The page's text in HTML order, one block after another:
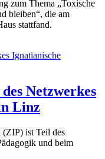
zum Thema „Toxische
bleiben“, die am
stattfand.
Netzwerkes
Linz
(ZIP) ist Teil des
und beim